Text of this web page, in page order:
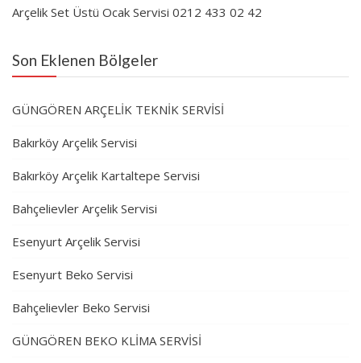
Arçelik Set Üstü Ocak Servisi 0212 433 02 42
Son Eklenen Bölgeler
GÜNGÖREN ARÇELİK TEKNİK SERVİSİ
Bakırköy Arçelik Servisi
Bakırköy Arçelik Kartaltepe Servisi
Bahçelievler Arçelik Servisi
Esenyurt Arçelik Servisi
Esenyurt Beko Servisi
Bahçelievler Beko Servisi
GÜNGÖREN BEKO KLİMA SERVİSİ